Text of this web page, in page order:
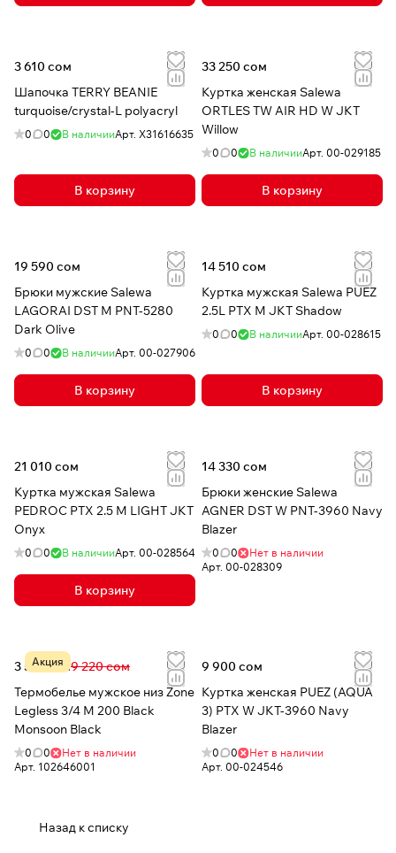
3 610 сом
Шапочка TERRY BEANIE
turquoise/crystal-L polyacryl
0 0 В наличииАрт. X31616635
В корзину
33 250 сом
Куртка женская Salewa
ORTLES TW AIR HD W JKT
Willow
0 0 В наличииАрт. 00-029185
В корзину
19 590 сом
Брюки мужские Salewa
LAGORAI DST M PNT-5280
Dark Olive
0 0 В наличииАрт. 00-027906
В корзину
14 510 сом
Куртка мужская Salewa PUEZ
2.5L PTX M JKT Shadow
0 0 В наличииАрт. 00-028615
В корзину
21 010 сом
Куртка мужская Salewa
PEDROC PTX 2.5 M LIGHT JKT
Onyx
0 0 В наличииАрт. 00-028564
В корзину
14 330 сом
Брюки женские Salewa
AGNER DST W PNT-3960 Navy
Blazer
0 0
Нет в наличии
Арт. 00-028309
Акция
3 561 сом9 220 сом
Термобелье мужское низ Zone
Legless 3/4 M 200 Black
Monsoon Black
0 0
Нет в наличии
Арт. 102646001
9 900 сом
Куртка женская PUEZ (AQUA
3) PTX W JKT-3960 Navy
Blazer
0 0
Нет в наличии
Арт. 00-024546
Назад к списку